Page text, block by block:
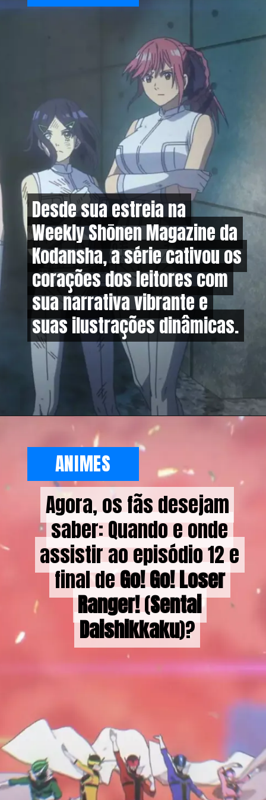
Desde sua estreia na
Weekly Shōnen Magazine da
Kodansha, a série cativou os
corações dos leitores com
sua narrativa vibrante e
suas ilustrações dinâmicas.
Desde sua estreia na
Weekly Shōnen Magazine da
Kodansha, a série cativou os
corações dos leitores com
sua narrativa vibrante e
suas ilustrações dinâmicas.
Agora, os fãs desejam
saber: Quando e onde
assistir ao episódio 12 e
final deGo! Go! Loser
Ranger!(Sentai
Daishikkaku)?
Agora, os fãs desejam
saber: Quando e onde
assistir ao episódio 12 e
final deGo! Go! Loser
Ranger!(Sentai
Daishikkaku)?
ANIMES